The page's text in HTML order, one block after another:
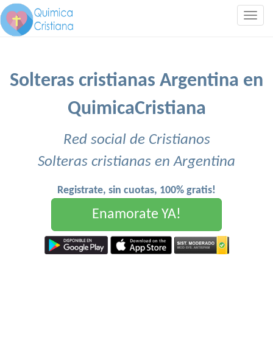
Solteras cristianas Argentina en
QuimicaCristiana
Red social de Cristianos
Solteras cristianas en Argentina
Registrate, sin cuotas, 100% gratis!
Enamorate YA!